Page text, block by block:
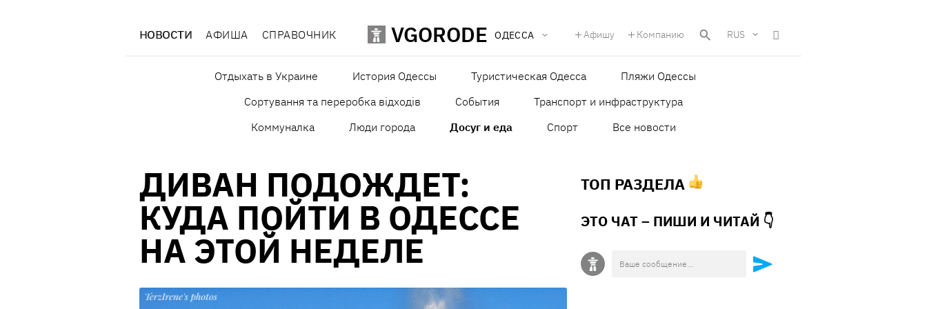
НОВОСТИ АФИША СПРАВОЧНИК VGORODE ОДЕССА Афишу Компанию RUS
Отдыхать в Украине История Одессы Туристическая Одесса
Пляжи Одессы
Сортування та переробка відходів
События
Транспорт и инфраструктура
Коммуналка
Люди города Досуг и еда Спорт Все новости
ДИВАН ПОДОЖДЕТ:
КУДА ПОЙТИ В ОДЕССЕ
НА ЭТОЙ НЕДЕЛЕ
ТОП РАЗДЕЛА
ЭТО ЧАТ – ПИШИ И ЧИТАЙ 👇